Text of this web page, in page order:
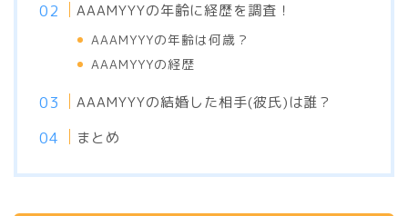
AAAMYYYの年齢に経歴を調査！
AAAMYYYの年齢は何歳？
AAAMYYYの経歴
AAAMYYYの結婚した相手(彼氏)は誰？
まとめ